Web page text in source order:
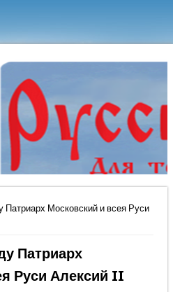
Патриарх Московский и всея Руси
Патриарх
Руси Алексий II